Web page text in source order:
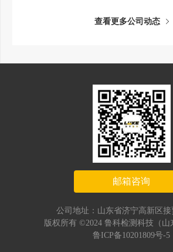
查看更多公司动态
邮箱咨询
公司地址：山东省济宁高新区接
版权所有 ©2024 鲁科检测科技（山
鲁ICP备10201809号-5